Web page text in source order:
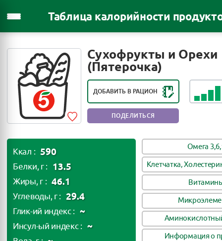
Таблица калорийности
Сухофрукты и Орехи
(Пятерочка)
ДОБАВИТЬ В РАЦИОН
РЕЙТИНГ ПОЛЕЗНОСТИ ПРОДУКТА:
ПОЛЕЗНЫЙ ПРОДУКТ
ПОДЕЛИТЬСЯ
Ккал : 590
Белки, г : 13.5
Жиры, г : 46.1
Углеводы, г : 29.4
Глик-ий индекс : ~
Инсул-ый индекс : ~
Омега
Клетчатка,
Информация о